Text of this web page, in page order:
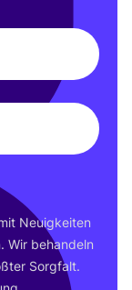
Neu­ig­kei­ten
Wir behan­deln
Sorg­falt.